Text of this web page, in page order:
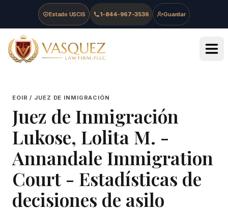
Skip to main content
Skip to navigation
Skip to footer
Estado USCIS 1-844-967-3536 Guardar
Vasquez Law Firm - Home
EOIR / JUEZ DE INMIGRACIÓN
Juez de Inmigración
Lukose, Lolita M. -
Annandale Immigration
Court - Estadísticas de
decisiones de asilo